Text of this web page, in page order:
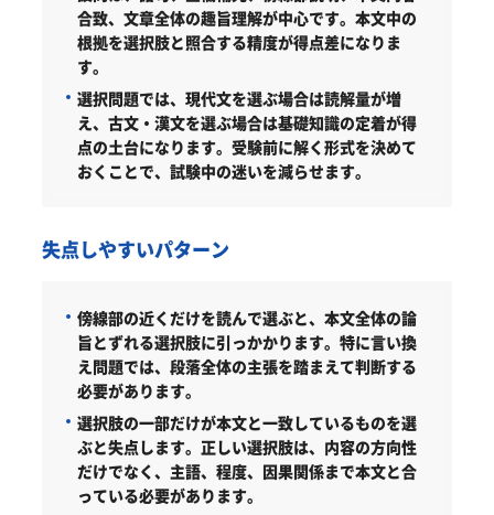
合致、文章全体の趣旨理解が中心です。本文中の
根拠を選択肢と照合する精度が得点差になりま
す。
選択問題では、現代文を選ぶ場合は読解量が増
え、古文・漢文を選ぶ場合は基礎知識の定着が得
点の土台になります。受験前に解く形式を決めて
おくことで、試験中の迷いを減らせます。
失点しやすいパターン
傍線部の近くだけを読んで選ぶと、本文全体の論
旨とずれる選択肢に引っかかります。特に言い換
え問題では、段落全体の主張を踏まえて判断する
必要があります。
選択肢の一部だけが本文と一致しているものを選
ぶと失点します。正しい選択肢は、内容の方向性
だけでなく、主語、程度、因果関係まで本文と合
っている必要があります。